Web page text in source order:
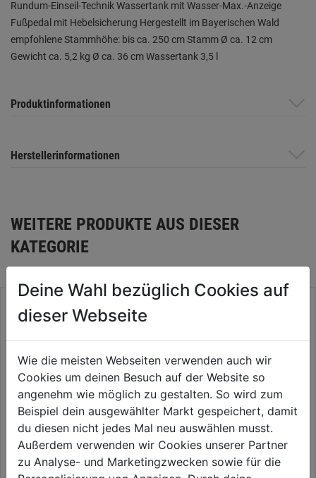
Rundum-Einseil-Technik Wassertank mit Wasser-Max.-Anzeige
Fußpedal mit Hebelsicherung Hergestellt im Bayerischen Wald
empfohlene Stammhöhe: bis ca. 250 cm Stamm Ø ca. 12 cm
Gewicht ca. 5,2 kg Ø ca. 36 cm Wassertank 3,5 l
Produktinformationen
Herstellerinformationen
WEITERE PRODUKTE AUS DIESER
KATEGORIE
Christbaumständer Gusseisen
grün lackiert DM 31cm/Vierfuß
Christbaumständer Metall
Holzoptik DM 46cm
Deine Wahl bezüglich Cookies auf
dieser Webseite
Wie die meisten Webseiten verwenden auch wir
Cookies um deinen Besuch auf der Website so
angenehm wie möglich zu gestalten. So wird zum
Beispiel dein ausgewählter Markt gespeichert, damit
du diesen nicht jedes Mal neu auswählen musst.
Außerdem verwenden wir Cookies unserer Partner
zu Analyse- und Marketingzwecken sowie für die